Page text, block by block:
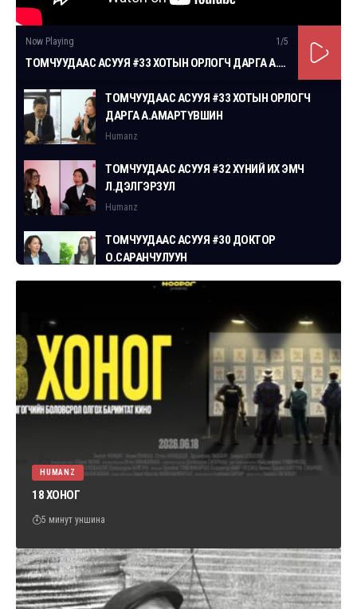
Now Playing 1 /5
ТОМЧУУДААС АСУУЯ #33 ХОТЫН ОРЛОГЧ ДАРГА А.АМАРТҮВШИН
ТОМЧУУДААС АСУУЯ #33 ХОТЫН ОРЛОГЧ
ДАРГА А.АМАРТҮВШИН
Humanz
ТОМЧУУДААС АСУУЯ #32 ХҮНИЙ ИХ ЭМЧ
Л.ДЭЛГЭРЗУЛ
Humanz
ТОМЧУУДААС АСУУЯ #30 ДОКТОР
О.САРАНЧУЛУУН
Humanz
ТОМЧУУДААС АСУУЯ #29 СГЗ С.ЦОГТБАЯР
Humanz
ТОМЧУУДААС АСУУЯ #28 ХУУЛЬЧ
Г.ЭРДЭНЭБАТ
Humanz
HUMANZ
18 ХОНОГ
5 минут уншина